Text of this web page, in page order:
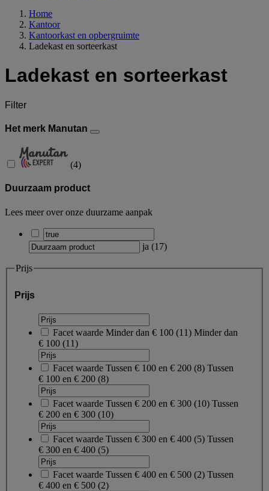
Home
Kantoor
Kantoorkast en opbergruimte
Ladekast en sorteerkast
Ladekast en sorteerkast
Filter
Het merk Manutan
(4)
Duurzaam product
Lees meer over onze duurzame aanpak
ja (17)
Prijs
Prijs
Facet waarde Minder dan € 100 (11) Minder dan
€ 100 (11)
Facet waarde Tussen € 100 en € 200 (8) Tussen
€ 100 en € 200 (8)
Facet waarde Tussen € 200 en € 300 (10) Tussen
€ 200 en € 300 (10)
Facet waarde Tussen € 300 en € 400 (5) Tussen
€ 300 en € 400 (5)
Facet waarde Tussen € 400 en € 500 (2) Tussen
€ 400 en € 500 (2)